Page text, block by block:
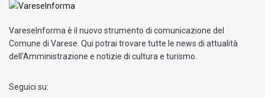
VareseInforma è il nuovo strumento di comunicazione del
Comune di Varese. Qui potrai trovare tutte le news di attualità
dell'Amministrazione e notizie di cultura e turismo.
Seguici su: